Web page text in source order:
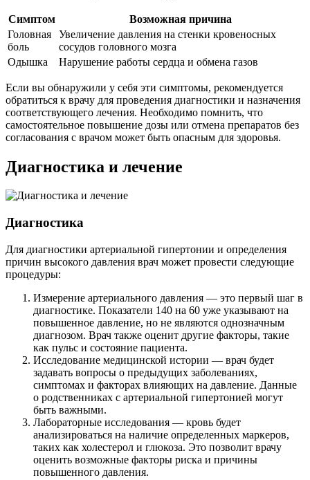
Симптом
Возможная причина
Головная
боль
Увеличение давления на стенки кровеносных
сосудов головного мозга
Одышка
Нарушение работы сердца и обмена газов
Если вы обнаружили у себя эти симптомы, рекомендуется
обратиться к врачу для проведения диагностики и назначения
соответствующего лечения. Необходимо помнить, что
самостоятельное повышение дозы или отмена препаратов без
согласования с врачом может быть опасным для здоровья.
Диагностика и лечение
Диагностика
Для диагностики артериальной гипертонии и определения
причин высокого давления врач может провести следующие
процедуры:
Измерение артериального давления — это первый шаг в
диагностике. Показатели 140 на 60 уже указывают на
повышенное давление, но не являются однозначным
диагнозом. Врач также оценит другие факторы, такие
как пульс и состояние пациента.
Исследование медицинской истории — врач будет
задавать вопросы о предыдущих заболеваниях,
симптомах и факторах влияющих на давление. Данные
о родственниках с артериальной гипертонией могут
быть важными.
Лабораторные исследования — кровь будет
анализироваться на наличие определенных маркеров,
таких как холестерол и глюкоза. Это позволит врачу
оценить возможные факторы риска и причины
повышенного давления.